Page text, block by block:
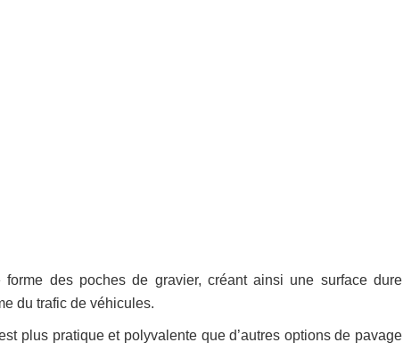
des poches de gravier, créant ainsi une surface dure
du trafic de véhicules.
plus pratique et polyvalente que d’autres options de pavage